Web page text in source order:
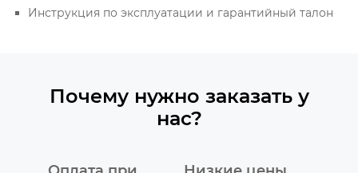
Инструкция по эксплуатации и гарантийный талон
Почему нужно заказать у
нас?